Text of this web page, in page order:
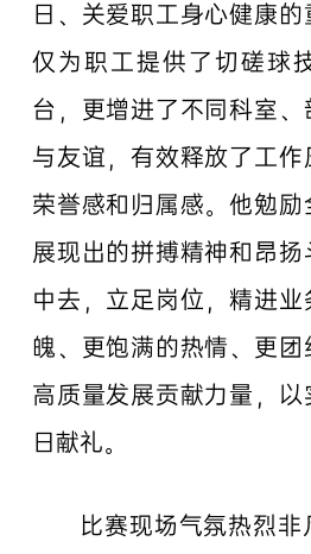
日、关爱职工身心健康
仅为职工提供了切磋球
台，更增进了不同科室
与友谊，有效释放了工
荣誉感和归属感。他勉励
展现出的拼搏精神和昂
中去，立足岗位，精进
魄、更饱满的热情、更
高质量发展贡献力量，
日献礼。
比赛现场气氛热烈